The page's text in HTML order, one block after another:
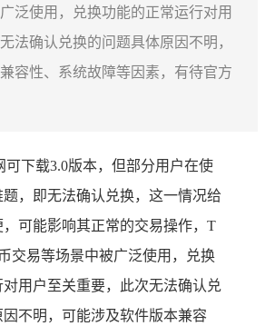
泛使用，兑换功能的正常运行对用
法确认兑换的问题具体原因不明，
容性、系统故障等因素，有待官方
可下载3.0版本，但部分用户在使
，即无法确认兑换，这一情况给
可能影响其正常的交易操作，T
交易等场景中被广泛使用，兑换
用户至关重要，此次无法确认兑
不明，可能涉及软件版本兼容